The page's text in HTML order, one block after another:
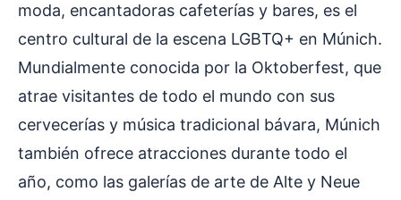
moda, encantadoras cafeterías y bares, es el
centro cultural de la escena LGBTQ+ en Múnich.
Mundialmente conocida por la Oktoberfest, que
atrae visitantes de todo el mundo con sus
cervecerías y música tradicional bávara, Múnich
también ofrece atracciones durante todo el
año, como las galerías de arte de Alte y Neue